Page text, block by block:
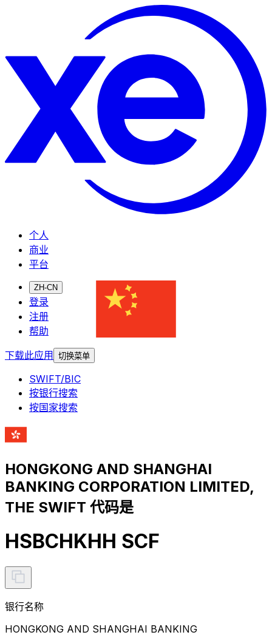
个人
商业
平台
ZH-CN
登录
注册
帮助
下载此应用
切换菜单
SWIFT/BIC
按银行搜索
按国家搜索
HONGKONG AND SHANGHAI
BANKING CORPORATION LIMITED,
THE SWIFT 代码是
HSBCHKHH SCF
银行名称
HONGKONG AND SHANGHAI BANKING